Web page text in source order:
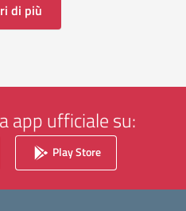
di più
app ufficiale su:
Play Store